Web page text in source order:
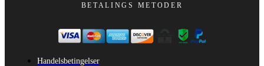
BETALINGS METODER
Handelsbetingelser